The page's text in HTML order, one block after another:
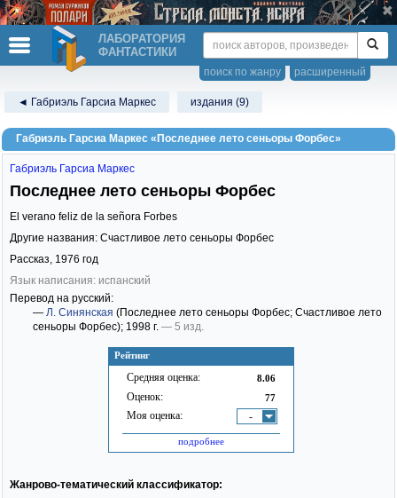
ЛАБОРАТОРИЯ
ФАНТАСТИКИ
расширенный
поиск по жанру
◄ Габриэль Гарсиа Маркес издания (9)
Габриэль Гарсиа Маркес «Последнее лето сеньоры Форбес»
Рейтинг
Средняя оценка: 8.06
Оценок: 77
Моя оценка: -
подробнее
Габриэль Гарсиа Маркес
Последнее лето сеньоры Форбес
El verano feliz de la señora Forbes
Другие названия: Счастливое лето сеньоры Форбес
Рассказ, 1976 год
Язык написания: испанский
Перевод на русский:
— Л. Синянская (Последнее лето сеньоры Форбес; Счастливое лето
сеньоры Форбес); 1998 г. — 5 изд.
Жанрово-тематический классификатор: